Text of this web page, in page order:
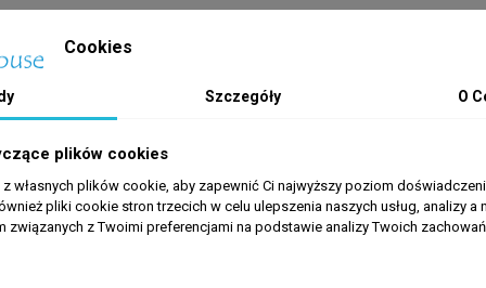
ssący ze skimmerem, wylot z dyszą i napowietrzaniem, wylot
pod kątem szczelności i wydajności przed opuszczeniem
zalecamy zastosowanie wysokiej jakości mediów sypkich,
Cookies
Szczegóły O
plików cookies
z własnych plików cookie, aby zapewnić Ci najwyższy poziom
pliki cookie stron trzecich w celu ulepszenia naszych usług, analizy a
związanych z Twoimi preferencjami na podstawie analizy Twoich